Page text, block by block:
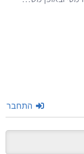
התחבר